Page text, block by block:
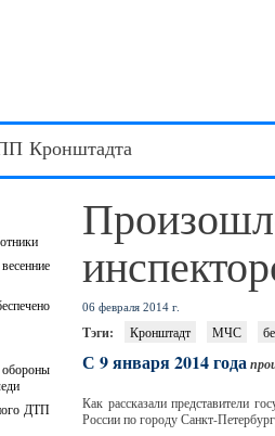
Кронштадта
ДТП
06 февраля 2014 г.
Тэги: Кронштадт МЧС
С 9 января 2014 года
Как рассказали представители
России по городу Санкт-